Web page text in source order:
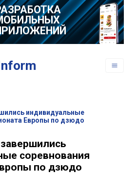
САЙТОВ
индивидуальные
Европы по дзюдо
соревнования
по дзюдо